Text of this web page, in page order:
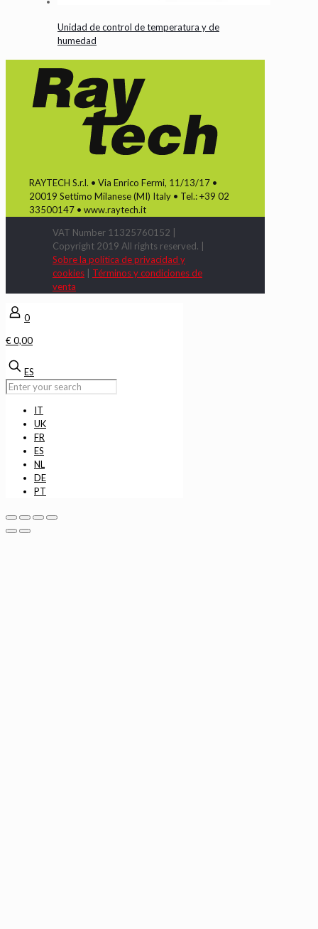
Unidad de control de temperatura y de
humedad
RAYTECH S.r.l. • Via Enrico Fermi, 11/13/17 •
20019 Settimo Milanese (MI) Italy • Tel.: +39 02
33500147 • www.raytech.it
VAT Number 11325760152 |
Copyright 2019 All rights reserved. |
Sobre la política de privacidad y
cookies
Términos y condiciones de
venta
0
€ 0,00
ES
IT
UK
FR
ES
NL
DE
PT